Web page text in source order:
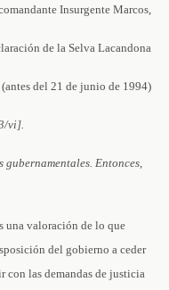
Insurgente Marcos,
de la Selva Lacandona
(antes del 21 de junio de 1994)
vi].
gubernamentales. Entonces,
una valoración de lo que
del gobierno a ceder
con las demandas de justicia